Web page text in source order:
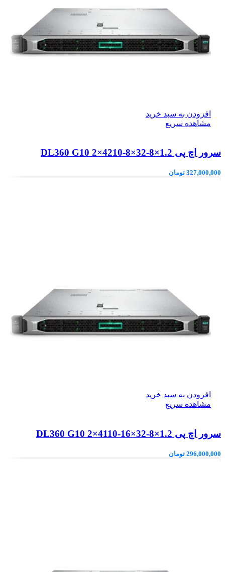
افزودن به سبد خرید
مشاهده سریع
سرور اچ پی DL360 G10 2×4210-8×32-8×1.2
327,000,000 تومان
افزودن به سبد خرید
مشاهده سریع
سرور اچ پی DL360 G10 2×4110-16×32-8×1.2
296,000,000 تومان